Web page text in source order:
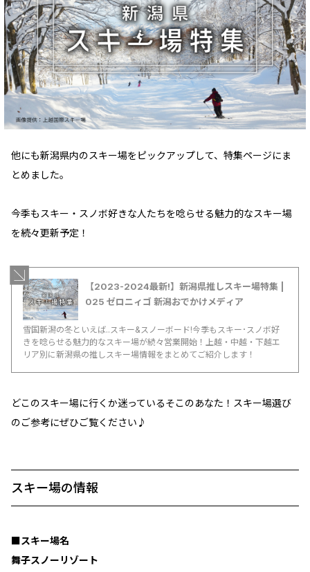
他にも新潟県内のスキー場をピックアップして、特集ページにま
とめました。
今季もスキー・スノボ好きな人たちを唸らせる魅力的なスキー場
を続々更新予定！
【2023-2024最新!】新潟県推しスキー場特集 |
025 ゼロニィゴ 新潟おでかけメディア
雪国新潟の冬といえば..スキー&スノーボード!今季もスキー･スノボ好
きを唸らせる魅力的なスキー場が続々営業開始！上越・中越・下越エ
リア別に新潟県の推しスキー場情報をまとめてご紹介します！
どこのスキー場に行くか迷っているそこのあなた！スキー場選び
のご参考にぜひご覧ください♪
スキー場の情報
■スキー場名
舞子スノーリゾート